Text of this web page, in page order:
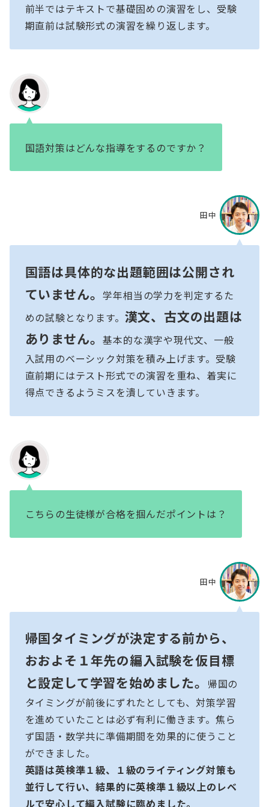
前半ではテキストで基礎固めの演習をし、受験
期直前は試験形式の演習を繰り返します。
国語対策はどんな指導をするのですか？
田中
国語は具体的な出題範囲は公開され
ていません。学年相当の学力を判定するた
めの試験となります。 漢文、古文の出題は
ありません。基本的な漢字や現代文、一般
入試用のベーシック対策を積み上げます。受験
直前期にはテスト形式での演習を重ね、着実に
得点できるようミスを潰していきます。
こちらの生徒様が合格を掴んだポイントは？
田中
帰国タイミングが決定する前から、
おおよそ１年先の編入試験を仮目標
と設定して学習を始めました。
帰国の
タイミングが前後にずれたとしても、対策学習
を進めていたことは必ず有利に働きます。焦ら
ず国語・数学共に準備期間を効果的に使うこと
ができました。
英語は英検準１級、１級のライティング対策も
並行して行い、結果的に英検準１級以上のレベ
ルで安心して編入試験に臨めました。